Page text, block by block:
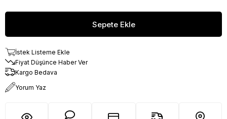
İstek Listeme Ekle
Fiyat Düşünce Haber Ver
Kargo Bedava
Yorum Yaz